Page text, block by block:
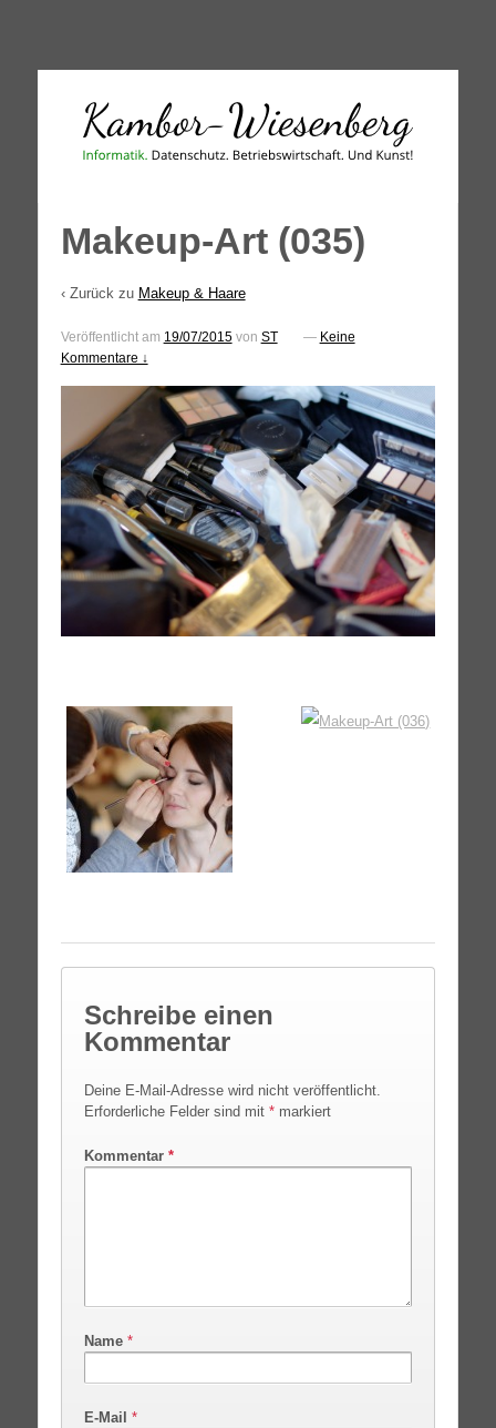
↓
CONTENT
Makeup-Art (035)
‹ Zurück zu Makeup & Haare
Veröffentlicht am 19/07/2015von ST — Keine
Kommentare ↓
Schreibe einen
Kommentar
Deine E-Mail-Adresse wird nicht veröffentlicht.
Erforderliche Felder sind mit *markiert
Kommentar *
Name *
E-Mail *